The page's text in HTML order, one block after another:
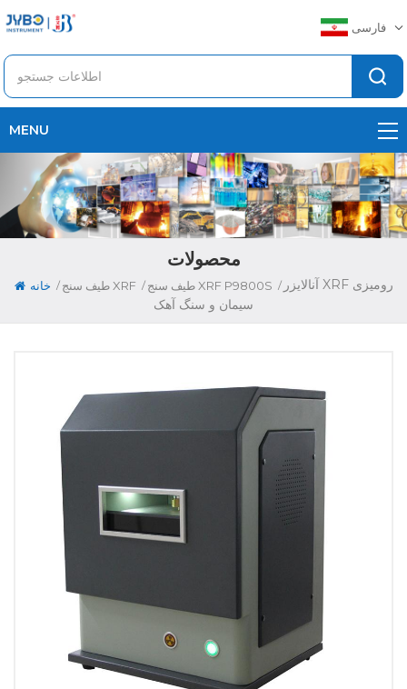
فارسی
MENU
محصولات
خانه / طیف سنج XRF / طیف سنج XRF P9800S / آنالایزر XRF رومیزی
سیمان و سنگ آهک